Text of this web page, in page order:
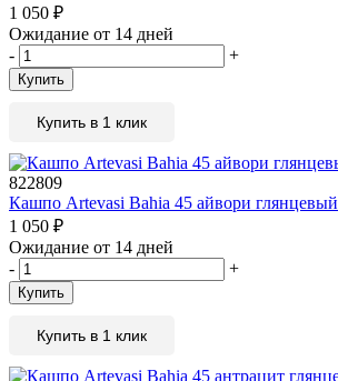
1 050 ₽
Ожидание от 14 дней
-
+
Купить
Купить в 1 клик
822809
Кашпо Artevasi Bahia 45 айвори глянцевый
1 050 ₽
Ожидание от 14 дней
-
+
Купить
Купить в 1 клик